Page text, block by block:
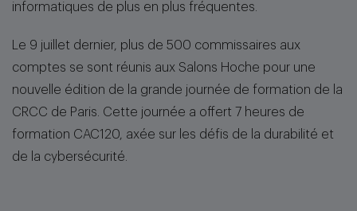
informatiques de plus en plus fréquentes.
Le 9 juillet dernier, plus de 500 commissaires aux
comptes se sont réunis aux Salons Hoche pour une
nouvelle édition de la grande journée de formation de la
CRCC de Paris. Cette journée a offert 7 heures de
formation CAC120, axée sur les défis de la durabilité et
de la cybersécurité.